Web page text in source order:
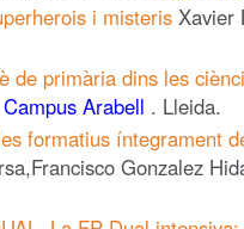
i misteris
de primària dins les
Arabell . Lleida.
formatius íntegrament
Gonzalez